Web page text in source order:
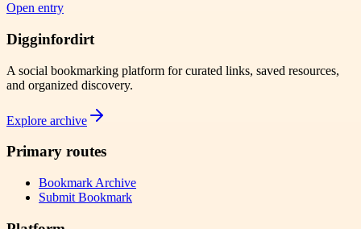
Open entry
Digginfordirt
A social bookmarking platform for curated links, saved resources,
and organized discovery.
Explore archive
Primary routes
Bookmark Archive
Submit Bookmark